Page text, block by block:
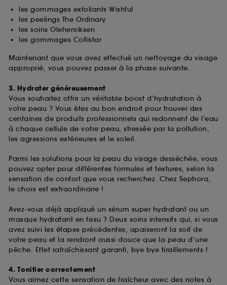
les gommages exfoliants Wishful
les peelings The Ordinary
les soins Olehenriksen
les gommages Collistar
Maintenant que vous avez effectué un nettoyage du visage
approprié, vous pouvez passer à la phase suivante.
3. Hydrater généreusement
Vous souhaitez offrir un véritable boost d’hydratation à
votre peau ? Vous êtes au bon endroit pour trouver des
centaines de produits professionnels qui redonnent de l’eau
à chaque cellule de votre peau, stressée par la pollution,
les agressions extérieures et le soleil.
Parmi les solutions pour la peau du visage desséchée, vous
pouvez opter pour différentes formules et textures, selon la
sensation de confort que vous recherchez. Chez Sephora,
le choix est extraordinaire !
Avez-vous déjà appliqué un sérum super hydratant ou un
masque hydratant en tissu ? Deux soins intensifs qui, si vous
avez suivi les étapes précédentes, apaiseront la soif de
votre peau et la rendront aussi douce que la peau d’une
pêche. Effet rafraîchissant garanti, bye bye tiraillements !
4. Tonifier correctement
Vous aimez cette sensation de fraîcheur avec des notes à
fréquentation et de navigation sur notre site afin
d’en améliorer la performance.
Cookies de sécurisation des paiements en ligne :
ils nous permettent de lutter notamment contre les
fraudes aux moyens de paiement et les
usurpations d’identité.
Cookies fonctionnels :
permettant l’affichage et/ou la fourniture de
certaines fonctionnalités du site, tel que les
cookies d’authentification qui sont utilisés afin de
vous faire bénéficier de l’authentification
prolongée vous permettant d’accéder à votre
compte lors de votre prochaine visite sur le site
passe.
lecture de ces traceurs requiert votre accord. Vous
pouvez personnaliser vos choix concernant le dépôt
de ces cookies grâce au bouton "personnaliser mes
choix" ci-dessous ou décider de "tout accepter".
Sephora pourra associer les informations de
navigation collectées par ces Cookies, pour les
finalités acceptées, avec les données personnelles
collectées ou générées lors de votre activité en ligne